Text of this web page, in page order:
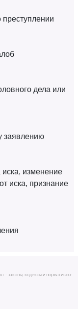
дела или
заявлению
изменение
иска, признание
- законы, кодексы и нормативно-